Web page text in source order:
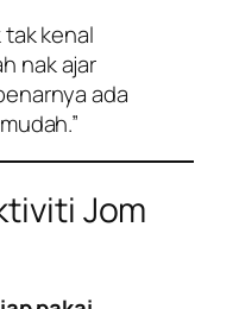
tak kenal
nak ajar
ada
Jom